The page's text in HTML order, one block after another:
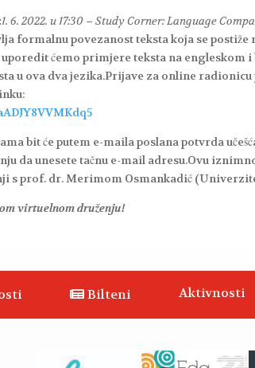
1. 6. 2022. u 17:30 – Study Corner: Language
formalnu povezanost teksta koja se
ćemo primjere teksta na engleskom
u ova dva jezika.Prijave za online
bit će putem e-maila poslana potvrda
da unesete tačnu e-mail adresu.Ovu
s prof. dr. Merimom Osmankadić
virtuelnom druženju!
Bilteni Aktivnosti